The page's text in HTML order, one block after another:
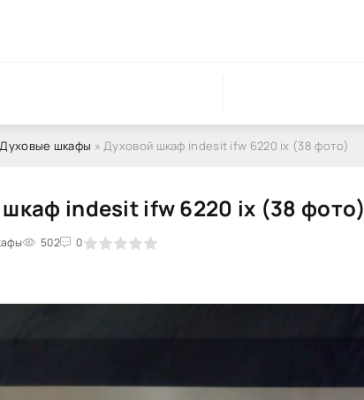
Духовые шкафы » Духовой шкаф indesit ifw 6220 ix (38 фото)
indesit ifw 6220 ix (38 фото)
502 0
2 3 4 5